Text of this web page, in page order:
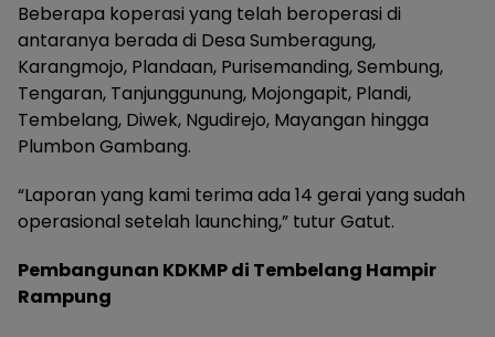
Beberapa koperasi yang telah beroperasi di
antaranya berada di Desa Sumberagung,
Karangmojo, Plandaan, Purisemanding, Sembung,
Tengaran, Tanjunggunung, Mojongapit, Plandi,
Tembelang, Diwek, Ngudirejo, Mayangan hingga
Plumbon Gambang.
“Laporan yang kami terima ada 14 gerai yang sudah
operasional setelah launching,” tutur Gatut.
Pembangunan KDKMP di Tembelang Hampir
Rampung